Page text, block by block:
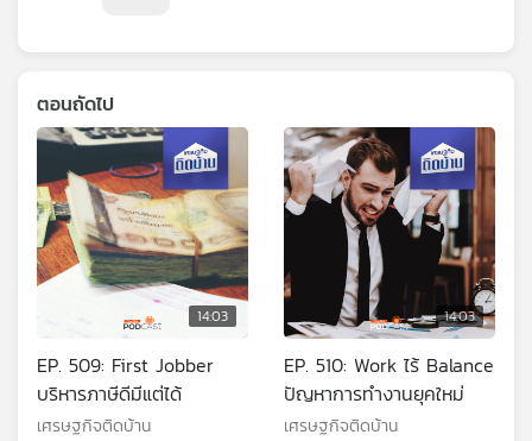
ตอนถัดไป
14:03
EP. 509: First Jobber
บริหารภาษีดีมีแต่ได้
เศรษฐกิจติดบ้าน
14:03
EP. 510: Work ไร้ Balance
ปัญหาการทำงานยุคใหม่
เศรษฐกิจติดบ้าน